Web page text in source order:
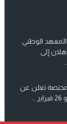
الوطني
إلى
تعلن عن